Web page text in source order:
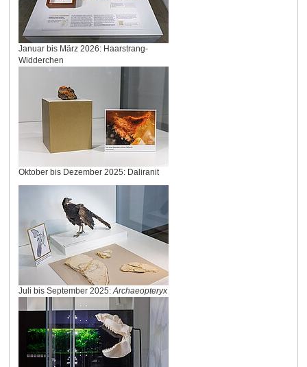
Januar bis März 2026: Haarstrang-
Widderchen
Oktober bis Dezember 2025: Daliranit
Juli bis September 2025: Archaeopteryx